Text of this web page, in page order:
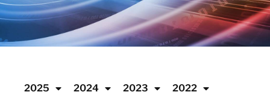
2025 2024 2023 2022